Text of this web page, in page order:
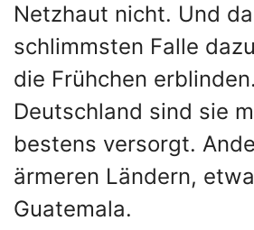
Netzhaut nicht. Und
schlimmsten Falle
die Frühchen
Deutschland sind sie
bestens versorgt.
ärmeren Ländern,
Guatemala.